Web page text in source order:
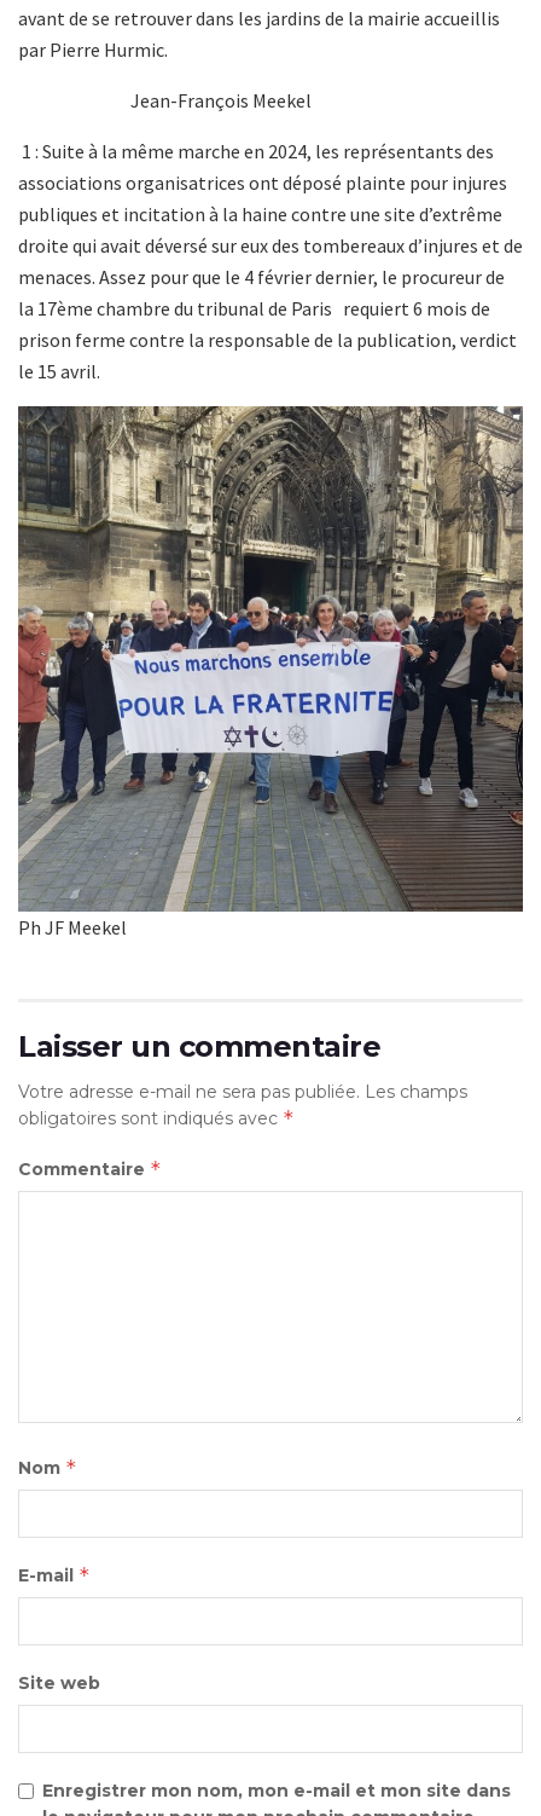
avant de se retrouver dans les jardins de la mairie accueillis
par Pierre Hurmic.
Jean-François Meekel
1 : Suite à la même marche en 2024, les représentants des
associations organisatrices ont déposé plainte pour injures
publiques et incitation à la haine contre une site d’extrême
droite qui avait déversé sur eux des tombereaux d’injures et de
menaces. Assez pour que le 4 février dernier, le procureur de
la 17ème chambre du tribunal de Paris requiert 6 mois de
prison ferme contre la responsable de la publication, verdict
le 15 avril.
Ph JF Meekel
Laisser un commentaire
Votre adresse e-mail ne sera pas publiée. Les champs
obligatoires sont indiqués avec *
Commentaire *
Nom *
E-mail *
Site web
Enregistrer mon nom, mon e-mail et mon site dans